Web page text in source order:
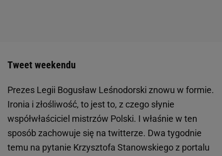
Tweet weekendu
Prezes Legii Bogusław Leśnodorski znowu w formie.
Ironia i złośliwość, to jest to, z czego słynie
współwłaściciel mistrzów Polski. I właśnie w ten
sposób zachowuje się na twitterze. Dwa tygodnie
temu na pytanie Krzysztofa Stanowskiego z portalu